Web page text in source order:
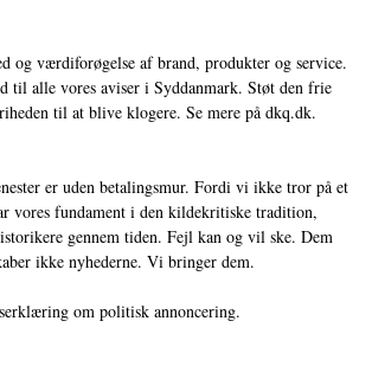
og værdiforøgelse af brand, produkter og service.
til alle vores aviser i Syddanmark. Støt den frie
til at blive klogere. Se mere på dkq.dk.
er uden betalingsmur. Fordi vi ikke tror på et
vores fundament i den kildekritiske tradition,
gennem tiden. Fejl kan og vil ske. Dem
ikke nyhederne. Vi bringer dem.
om politisk annoncering.